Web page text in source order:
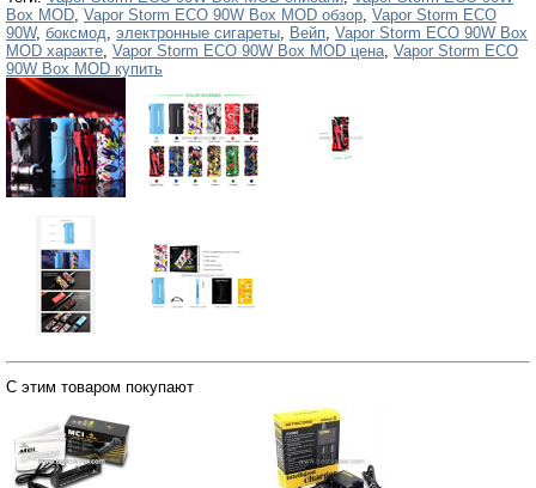
Box MOD, Vapor Storm ECO 90W Box MOD обзор, Vapor Storm ECO
90W, боксмод, электронные сигареты, Вейп, Vapor Storm ECO 90W Box
MOD характе, Vapor Storm ECO 90W Box MOD цена, Vapor Storm ECO
90W Box MOD купить
С этим товаром покупают